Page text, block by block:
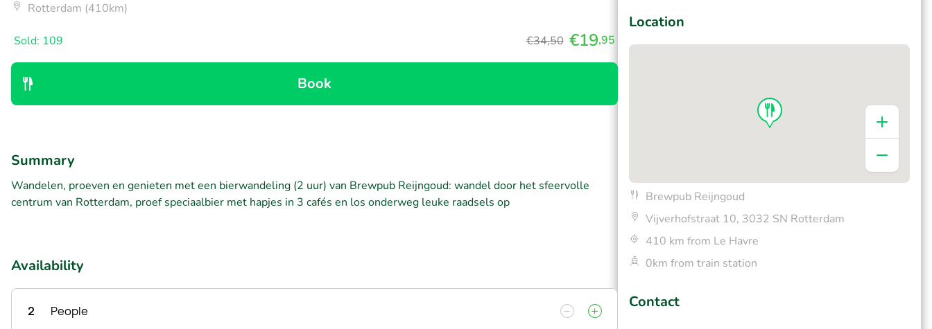
Rotterdam (410km)
Sold: 109 €34,50 €19,95
Book
Summary
Wandelen, proeven en genieten met een bierwandeling (2 uur) van Brewpub Reijngoud: wandel door het sfeervolle
centrum van Rotterdam, proef speciaalbier met hapjes in 3 cafés en los onderweg leuke raadsels op
Availability
2 People
Location
Brewpub Reijngoud
Vijverhofstraat 10, 3032 SN Rotterdam
410 km from Le Havre
0km from train station
Contact